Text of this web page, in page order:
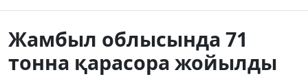
Жамбыл облысында 71
тонна қарасора жойылды